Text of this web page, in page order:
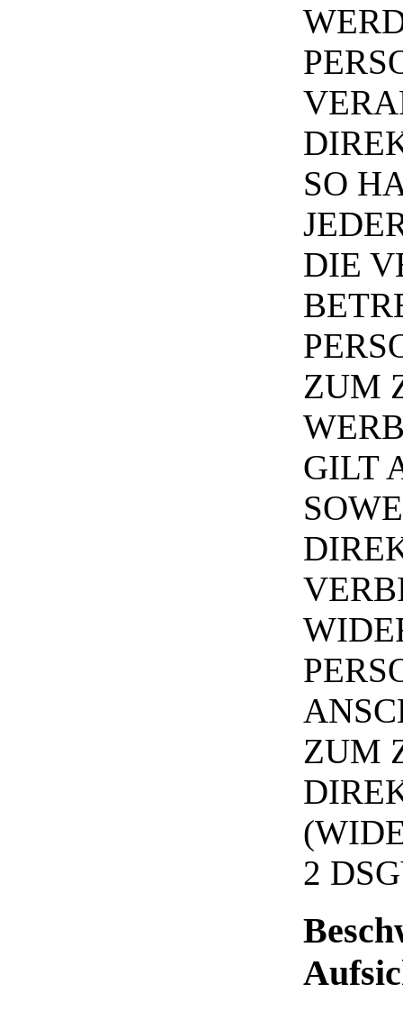
SO
DIE
ZUM
GILT
ZUM
2